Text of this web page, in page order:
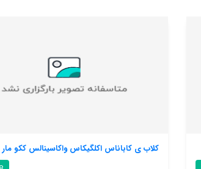
ککو مار
بیچفرنت کتاگ, ویلا کارلینا